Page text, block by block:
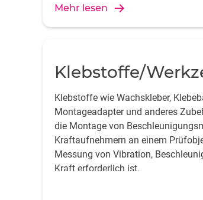
Mehr lesen
Klebstoffe/
Klebstoffe wie Wachskleber,
Montageadapter und anderes
die Montage von
Kraftaufnehmern an einem
Messung von Vibration,
Kraft erforderlich ist.